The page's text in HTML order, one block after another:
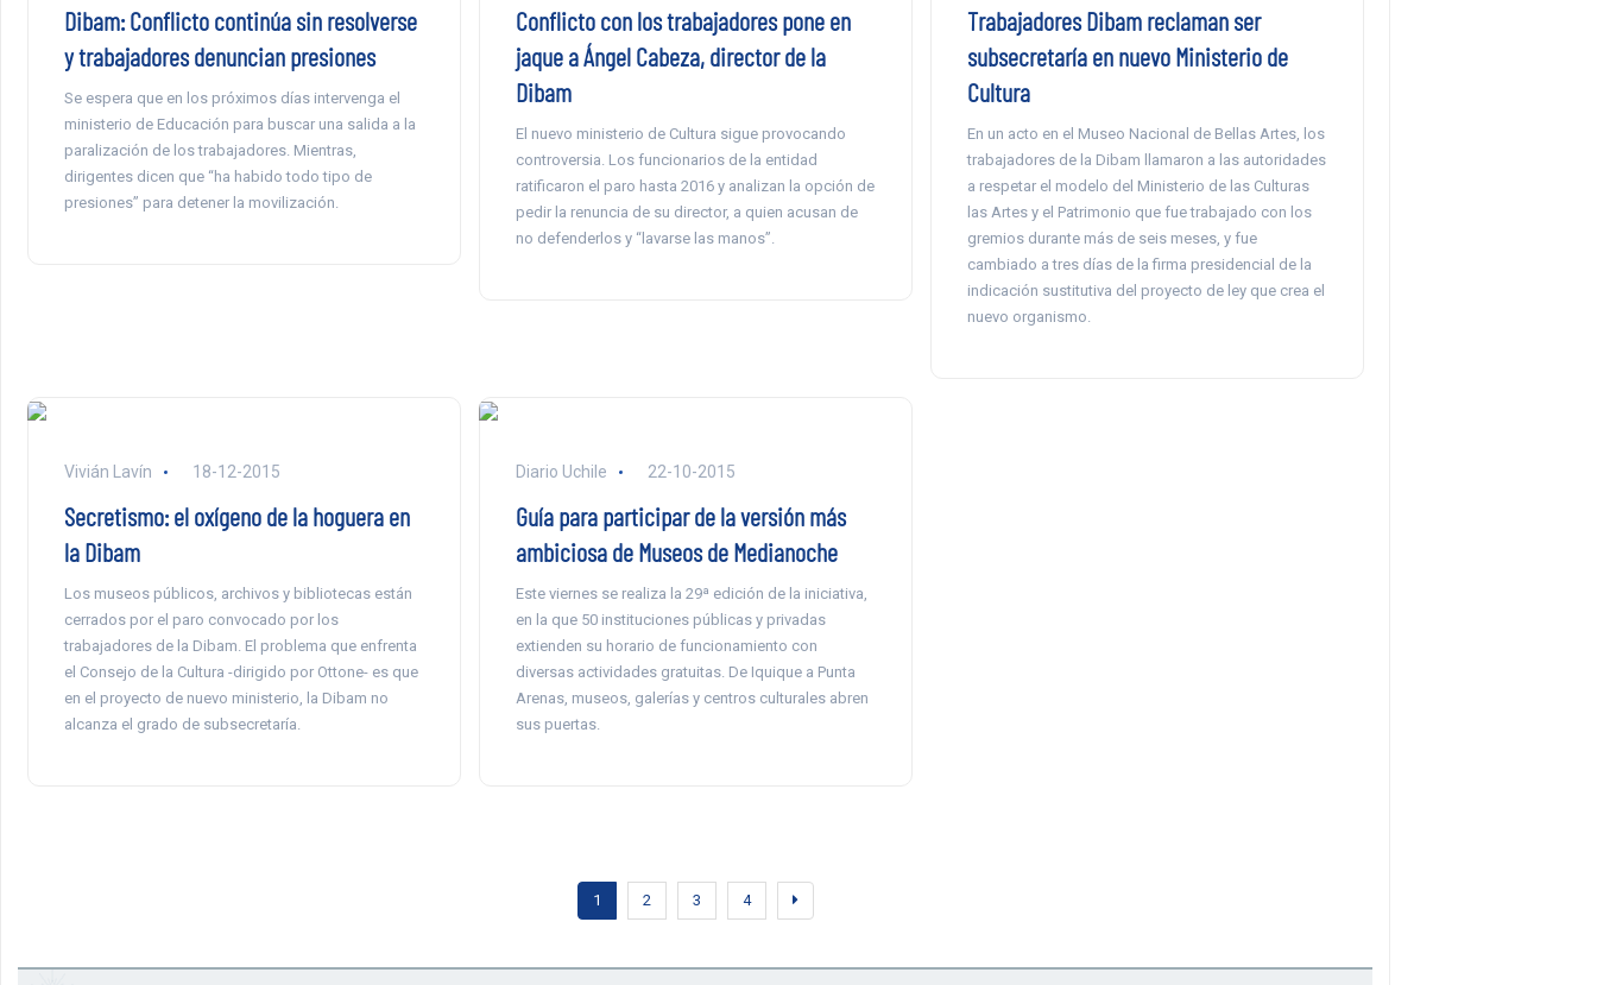
Dibam: Conflicto continúa sin resolverse
y trabajadores denuncian presiones
Se espera que en los próximos días intervenga el
ministerio de Educación para buscar una salida a la
paralización de los trabajadores. Mientras,
dirigentes dicen que “ha habido todo tipo de
presiones” para detener la movilización.
Conflicto con los trabajadores pone en
jaque a Ángel Cabeza, director de la
Dibam
El nuevo ministerio de Cultura sigue provocando
controversia. Los funcionarios de la entidad
ratificaron el paro hasta 2016 y analizan la opción de
pedir la renuncia de su director, a quien acusan de
no defenderlos y “lavarse las manos”.
Trabajadores Dibam reclaman ser
subsecretaría en nuevo Ministerio de
Cultura
En un acto en el Museo Nacional de Bellas Artes, los
trabajadores de la Dibam llamaron a las autoridades
a respetar el modelo del Ministerio de las Culturas
las Artes y el Patrimonio que fue trabajado con los
gremios durante más de seis meses, y fue
cambiado a tres días de la firma presidencial de la
indicación sustitutiva del proyecto de ley que crea el
nuevo organismo.
Vivián Lavín 18-12-2015
Secretismo: el oxígeno de la hoguera en
la Dibam
Los museos públicos, archivos y bibliotecas están
cerrados por el paro convocado por los
trabajadores de la Dibam. El problema que enfrenta
el Consejo de la Cultura -dirigido por Ottone- es que
en el proyecto de nuevo ministerio, la Dibam no
alcanza el grado de subsecretaría.
Diario Uchile 22-10-2015
Guía para participar de la versión más
ambiciosa de Museos de Medianoche
Este viernes se realiza la 29ª edición de la iniciativa,
en la que 50 instituciones públicas y privadas
extienden su horario de funcionamiento con
diversas actividades gratuitas. De Iquique a Punta
Arenas, museos, galerías y centros culturales abren
sus puertas.
1 2 3 4